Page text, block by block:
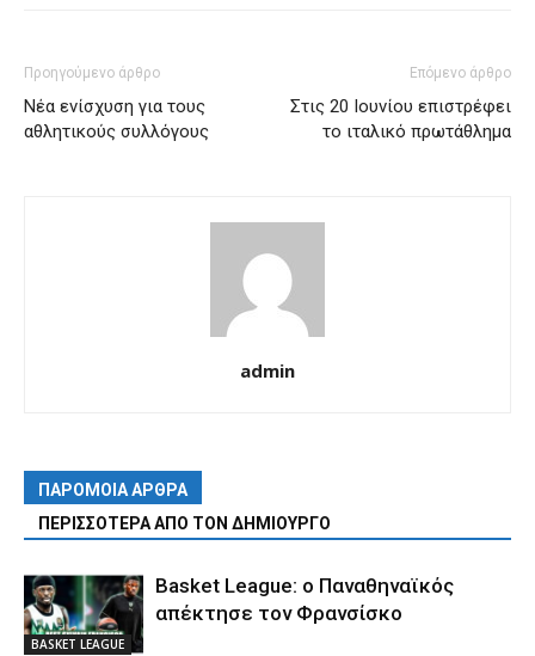
Προηγούμενο άρθρο
Νέα ενίσχυση για τους
αθλητικούς συλλόγους
Επόμενο άρθρο
Στις 20 Ιουνίου επιστρέφει
το ιταλικό πρωτάθλημα
admin
ΠΑΡΟΜΟΙΑ ΑΡΘΡΑ
ΠΕΡΙΣΣΟΤΕΡΑ ΑΠΟ ΤΟΝ ΔΗΜΙΟΥΡΓΟ
BASKET LEAGUE
Basket League: ο Παναθηναϊκός
απέκτησε τον Φρανσίσκο